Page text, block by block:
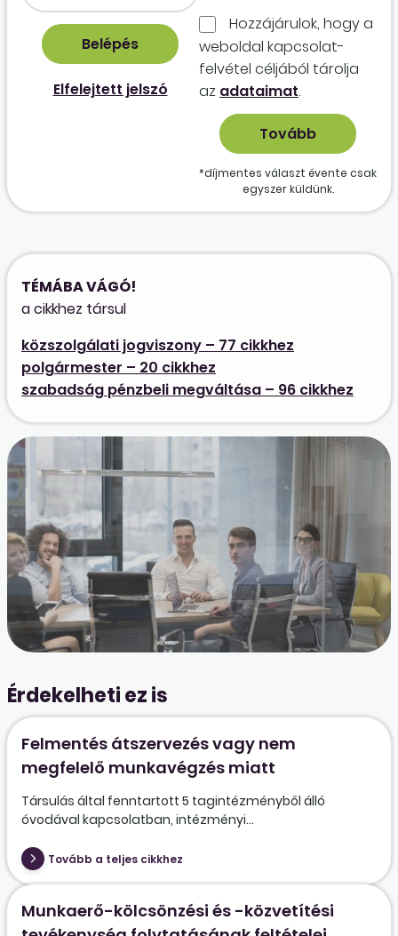
Elfelejtett jelszó
Hozzájárulok, hogy a
weboldal kapcso­lat­
felvétel céljából tárolja
az adataimat.
*díjmentes választ évente csak
egyszer küldünk.
TÉMÁBA VÁGÓ!
a cikkhez társul
közszolgálati jogviszony – 77 cikkhez
polgármester – 20 cikkhez
szabadság pénzbeli megváltása – 96 cikkhez
Érdekelheti ez is
Felmentés átszervezés vagy nem
megfelelő munkavégzés miatt
Társulás által fenntartott 5 tagintézményből álló
óvodával kapcsolatban, intézményi...
Tovább a teljes cikkhez
Munkaerő-kölcsönzési és -közvetítési